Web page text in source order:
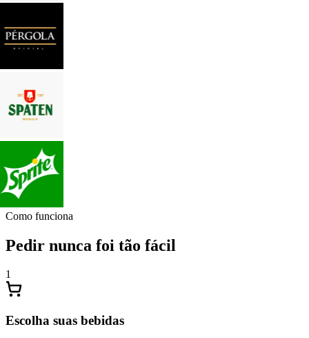
Como funciona
Pedir nunca foi tão fácil
1
Escolha suas bebidas